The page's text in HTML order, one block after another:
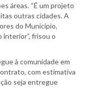
áreas. “É um projeto
outras cidades. A
do Município,
interior”, frisou o
à comunidade em
com estimativa
seja entregue